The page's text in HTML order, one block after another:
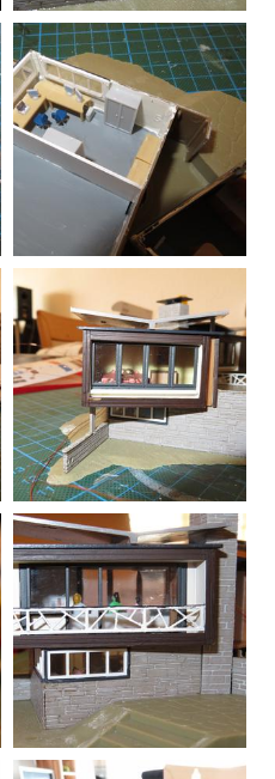
20170225132908-00.jpg
20170225135620-00.jpg
20170225140910-00.jpg